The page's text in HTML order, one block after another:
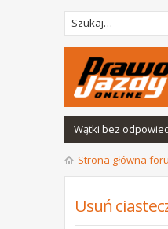
Wątki bez
Strona główna
Usuń